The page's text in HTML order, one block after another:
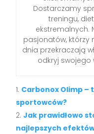
Dostarczamy
treningu,
ekstremalnych.
pasjonatów, którzy
dnia przekraczają
odkryj swojego
Carbonox Olimp
sportowców?
Jak prawidłowo
najlepszych